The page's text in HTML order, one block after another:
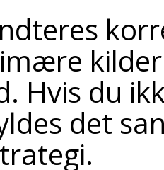
Hvis du
det